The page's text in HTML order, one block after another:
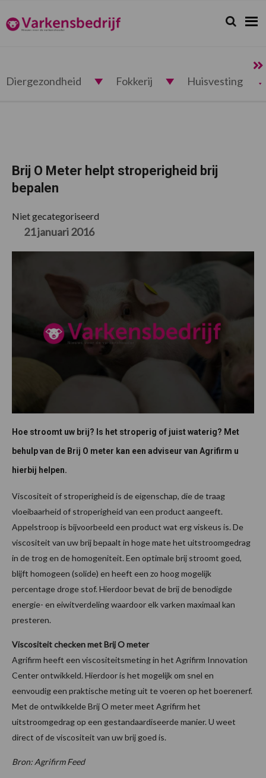
de
hoofdnavigatie
de
hoofd
de
eerste
de
voettekst
Varkensbedrijf.nl Zoeken...
Zoek
Diergezondheid Fokkerij Huisvesting
Brij O Meter helpt stroperigheid brij
bepalen
Niet gecategoriseerd
21 januari 2016
Hoe stroomt uw brij? Is het stroperig of juist waterig? Met
behulp van de Brij O meter kan een adviseur van Agrifirm u
hierbij helpen.
Viscositeit of stroperigheid is de eigenschap, die de traag
vloeibaarheid of stroperigheid van een product aangeeft.
Appelstroop is bijvoorbeeld een product wat erg viskeus is. De
viscositeit van uw brij bepaalt in hoge mate het uitstroomgedrag
in de trog en de homogeniteit. Een optimale brij stroomt goed,
blijft homogeen (solide) en heeft een zo hoog mogelijk
percentage droge stof. Hierdoor bevat de brij de benodigde
energie- en eiwitverdeling waardoor elk varken maximaal kan
presteren.
Viscositeit checken met Brij O meter
Agrifirm heeft een viscositeitsmeting in het Agrifirm Innovation
Center ontwikkeld. Hierdoor is het mogelijk om snel en
eenvoudig een praktische meting uit te voeren op het boerenerf.
Met de ontwikkelde Brij O meter meet Agrifirm het
uitstroomgedrag op een gestandaardiseerde manier. U weet
direct of de viscositeit van uw brij goed is.
Bron: Agrifirm Feed